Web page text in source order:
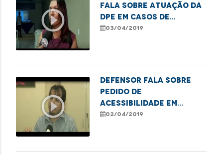
play_circle_outline
fala sobre atuação da
DPE em casos de
violação de direitos
03/04/2019
play_circle_outline
Defensor fala sobre
pedido de
acessibilidade em
locais públicos na
02/04/2019